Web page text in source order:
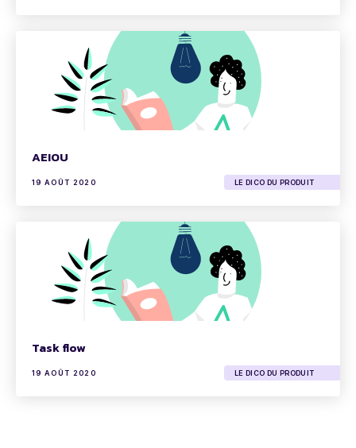
AEIOU
19 AOÛT 2020 LE DICO DU PRODUIT
Task flow
19 AOÛT 2020 LE DICO DU PRODUIT